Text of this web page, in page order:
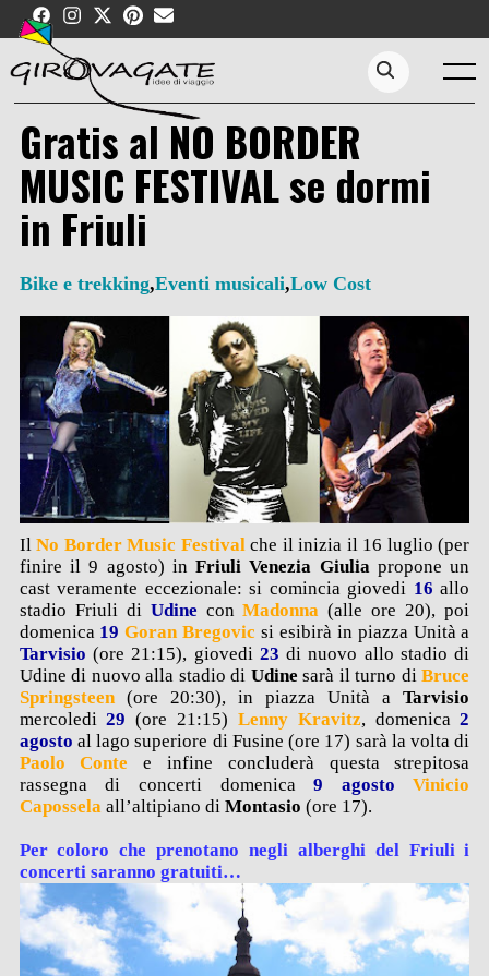
Skip
content
Menu
Search...
Gratis al NO BORDER
MUSIC FESTIVAL se dormi
in Friuli
Bike e trekking,Eventi musicali,Low Cost
IlNo Border Music Festivalche il inizia il 16 luglio (per
finire il 9 agosto) inFriuli Venezia Giuliapropone un
cast veramente eccezionale: si comincia giovedi 16allo
stadio Friuli di Udine conMadonna(alle ore 20), poi
domenica19Goran Bregovic si esibirà in piazza Unità a
Tarvisio (ore 21:15), giovedi 23di nuovo allo stadio di
Udine di nuovo alla stadio di Udinesarà il turno diBruce
Springsteen(ore 20:30), in piazza Unità aTarvisio
mercoledi29(ore 21:15) Lenny Kravitz, domenica2
agosto al lago superiore di Fusine (ore 17) sarà la volta di
Paolo Conte e infine concluderà questa strepitosa
rassegna di concerti domenica9 agosto
Vinicio
Caposselaall’altipiano di Montasio (ore 17).
Per coloro che prenotano negli alberghi del Friuli i
concerti saranno gratuiti…